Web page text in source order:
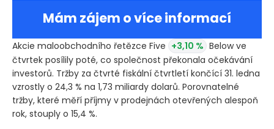
Mám zájem o více informací
Akcie maloobchodního řetězce Five +3,10 % Below ve
čtvrtek posílily poté, co společnost překonala očekávání
investorů. Tržby za čtvrté fiskální čtvrtletí končící 31. ledna
vzrostly o 24,3 % na 1,73 miliardy dolarů. Porovnatelné
tržby, které měří příjmy v prodejnách otevřených alespoň
rok, stouply o 15,4 %.